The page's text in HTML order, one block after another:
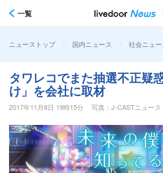
一覧
ニューストップ > 国内ニュース > 社会ニュー
タワレコでまた抽選不正疑
け」を会社に取材
2017年11月8日 19時15分
写真：J-CASTニュース